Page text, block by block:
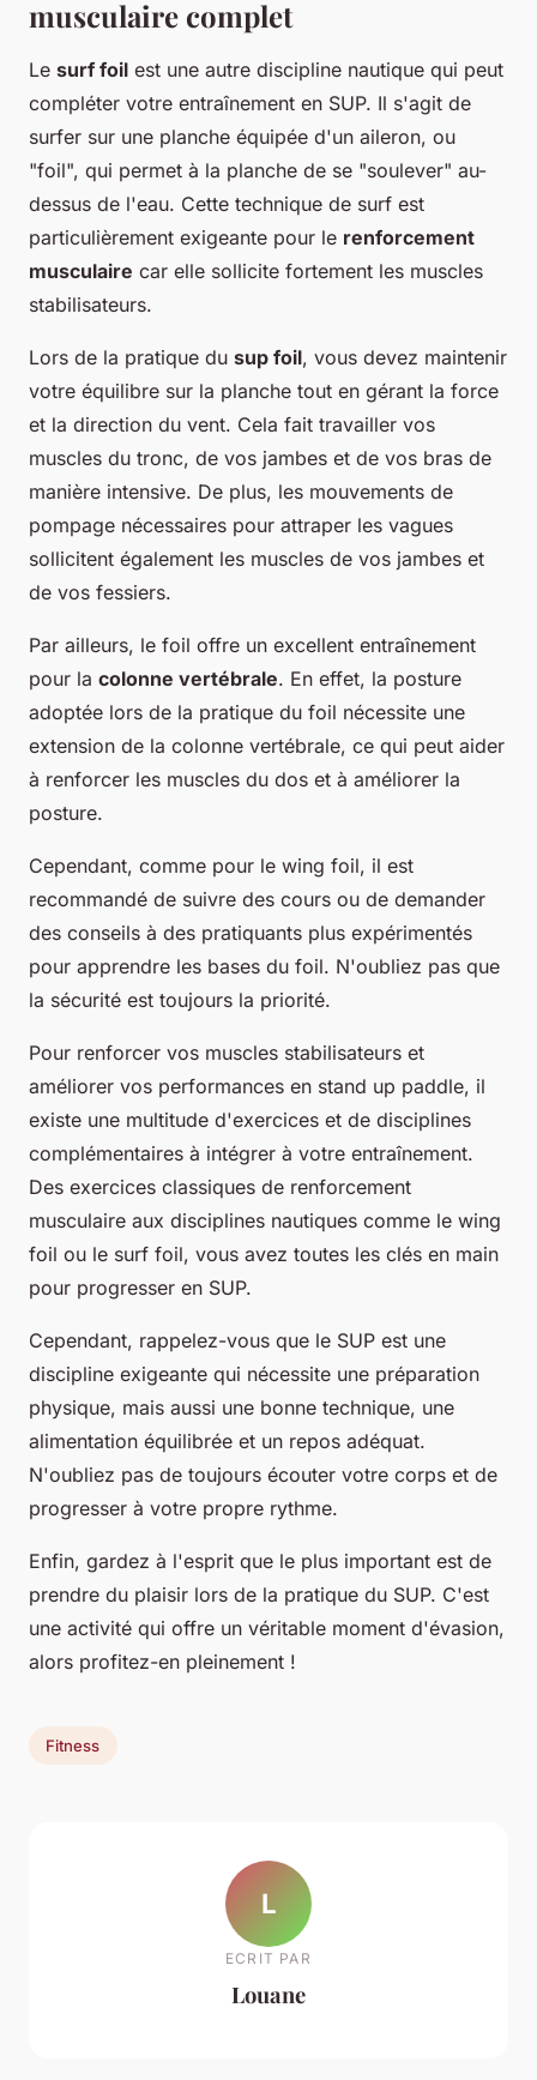
musculaire complet
Le surf foil est une autre discipline nautique qui peut
compléter votre entraînement en SUP. Il s'agit de
surfer sur une planche équipée d'un aileron, ou
"foil", qui permet à la planche de se "soulever" au-
dessus de l'eau. Cette technique de surf est
particulièrement exigeante pour le renforcement
musculaire car elle sollicite fortement les muscles
stabilisateurs.
Lors de la pratique du sup foil, vous devez maintenir
votre équilibre sur la planche tout en gérant la force
et la direction du vent. Cela fait travailler vos
muscles du tronc, de vos jambes et de vos bras de
manière intensive. De plus, les mouvements de
pompage nécessaires pour attraper les vagues
sollicitent également les muscles de vos jambes et
de vos fessiers.
Par ailleurs, le foil offre un excellent entraînement
pour la colonne vertébrale. En effet, la posture
adoptée lors de la pratique du foil nécessite une
extension de la colonne vertébrale, ce qui peut aider
à renforcer les muscles du dos et à améliorer la
posture.
Cependant, comme pour le wing foil, il est
recommandé de suivre des cours ou de demander
des conseils à des pratiquants plus expérimentés
pour apprendre les bases du foil. N'oubliez pas que
la sécurité est toujours la priorité.
Pour renforcer vos muscles stabilisateurs et
améliorer vos performances en stand up paddle, il
existe une multitude d'exercices et de disciplines
complémentaires à intégrer à votre entraînement.
Des exercices classiques de renforcement
musculaire aux disciplines nautiques comme le wing
foil ou le surf foil, vous avez toutes les clés en main
pour progresser en SUP.
Cependant, rappelez-vous que le SUP est une
discipline exigeante qui nécessite une préparation
physique, mais aussi une bonne technique, une
alimentation équilibrée et un repos adéquat.
N'oubliez pas de toujours écouter votre corps et de
progresser à votre propre rythme.
Enfin, gardez à l'esprit que le plus important est de
prendre du plaisir lors de la pratique du SUP. C'est
une activité qui offre un véritable moment d'évasion,
alors profitez-en pleinement !
Fitness
L
ECRIT PAR
Louane